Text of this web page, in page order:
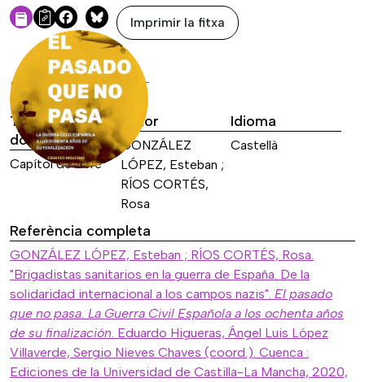
Facebook
Bluesky
Imprimir la fitxa
DADES DE LA FONT
Tipus de font
documental
Capítol de llibre
Autor
GONZÁLEZ
LÓPEZ, Esteban ;
RÍOS CORTÉS,
Rosa
Idioma
Castellà
Referència completa
GONZÁLEZ LÓPEZ, Esteban ; RÍOS CORTÉS, Rosa.
"Brigadistas sanitarios en la guerra de España. De la
solidaridad internacional a los campos nazis". El pasado
que no pasa. La Guerra Civil Española a los ochenta años
de su finalización. Eduardo Higueras, Ángel Luis López
Villaverde, Sergio Nieves Chaves (coord.). Cuenca :
Ediciones de la Universidad de Castilla-La Mancha, 2020,